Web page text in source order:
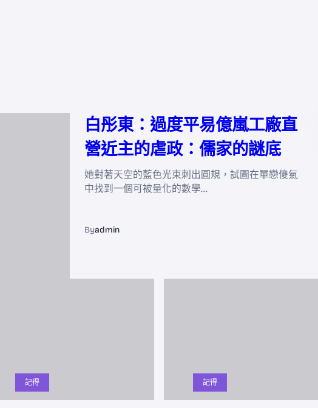
白彤東：過度平易億嵐工廠直
營近主的虐政：儒家的謎底
她對著天空的藍色光束刺出圓規，試圖在單戀傻氣
中找到一個可被量化的數學…
Byadmin
記得 記得